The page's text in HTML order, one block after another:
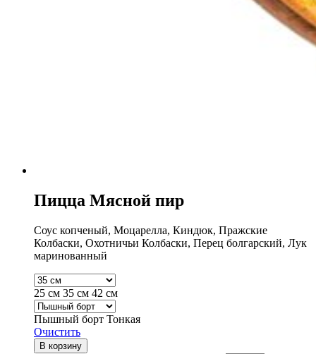
Пицца Мясной пир
Соус копченый, Моцарелла, Киндюк, Пражские
Колбаски, Охотничьи Колбаски, Перец болгарский, Лук
маринованный
25 см 35 см 42 см
Пышный борт Тонкая
Очистить
В корзину